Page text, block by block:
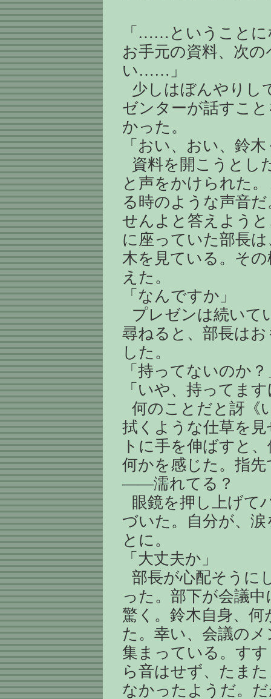
「……ということに
お手元の資料、次
い……」
少しはぼんやりし
ゼンターが話すこ
かった。
「おい、おい、鈴
資料を開こうとし
と声をかけられた
る時のような声音
せんよと答えよう
に座っていた部長
木を見ている。そ
えた。
「なんですか」
プレゼンは続いて
尋ねると、部長は
した。
「持ってないのか
「いや、持ってま
何のことだと訝《
拭くような仕草を
トに手を伸ばすと
何かを感じた。指
――濡れてる？
眼鏡を押し上げて
づいた。自分が、
とに。
「大丈夫か」
部長が心配そうに
った。部下が会議
驚く。鈴木自身、
た。幸い、会議の
集まっている。す
ら音はせず、たま
なかったようだ。